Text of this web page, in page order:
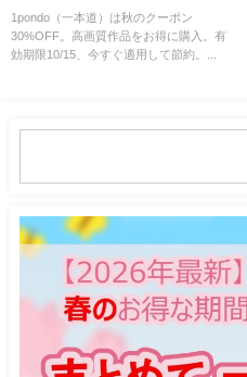
30%OFFクーポン配布中 |
1pondo（一本道）【2025年10
月最新版】
1pondo（一本道）は秋のクーポン
30%OFF。高画質作品をお得に購入。有
効期限10/15、今すぐ適用して節約。...